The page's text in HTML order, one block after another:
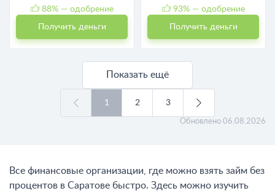
88% — одобрение
Получить деньги
93% — одобрение
Получить деньги
Показать ещё
1 2 3
Обновлено 06.08.2026
Все финансовые организации, где можно взять займ без
процентов в Саратове быстро. Здесь можно изучить